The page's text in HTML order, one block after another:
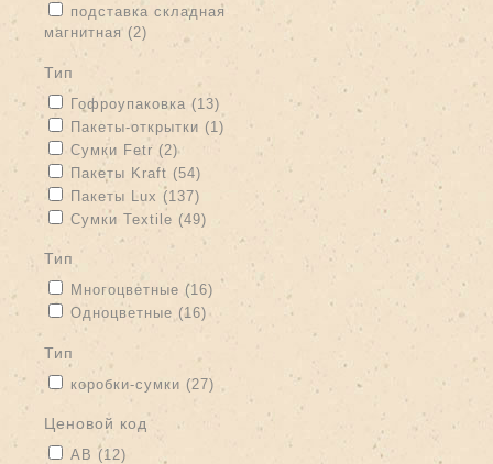
Apply подставка складная магнитная filter
подставка складная
магнитная (2) Apply подставка складная магнитная filter
тип
Apply Гофроупаковка filter
Гофроупаковка (13) Apply Гофроупаковка filter
Apply Пакеты-открытки filter
Пакеты-открытки (1) Apply Пакеты-открытки filter
Apply Сумки Fetr filter
Сумки Fetr (2)Apply Сумки Fetr filter
Apply Пакеты Kraft filter
Пакеты Kraft (54) Apply Пакеты Kraft filter
Apply Пакеты Lux filter
Пакеты Lux (137) Apply Пакеты Lux filter
Apply Сумки Textile filter
Сумки Textile (49) Apply Сумки Textile filter
тип
Apply Многоцветные filter
Многоцветные (16) Apply Многоцветные filter
Apply Одноцветные filter
Одноцветные (16) Apply Одноцветные filter
тип
Apply коробки-сумки filter
коробки-сумки (27) Apply коробки-сумки filter
Ценовой код
Apply АВ filter
АВ (12)